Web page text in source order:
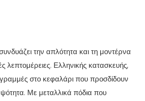
την απλότητα και τη μοντέρνα
λεπτομέρειες. Ελληνικής κατασκευής,
γραμμές στο κεφαλάρι που προσδίδουν
Με μεταλλικά πόδια που